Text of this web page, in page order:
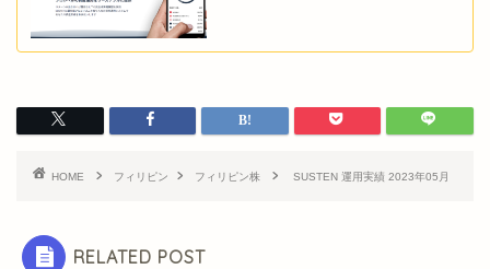
HOME フィリピン フィリピン株 SUSTEN 運用実績 2023年05月
RELATED POST